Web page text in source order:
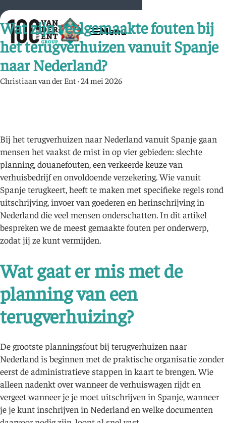
Wat zijn veelgemaakte fouten bij
het terugverhuizen vanuit Spanje
naar Nederland?
Christiaan van der Ent·24 mei 2026
Bij het terugverhuizen naar Nederland vanuit Spanje gaan
mensen het vaakst de mist in op vier gebieden: slechte
planning, douanefouten, een verkeerde keuze van
verhuisbedrijf en onvoldoende verzekering. Wie vanuit
Spanje terugkeert, heeft te maken met specifieke regels rond
uitschrijving, invoer van goederen en herinschrijving in
Nederland die veel mensen onderschatten. In dit artikel
bespreken we de meest gemaakte fouten per onderwerp,
zodat jij ze kunt vermijden.
Wat gaat er mis met de
planning van een
terugverhuizing?
De grootste planningsfout bij terugverhuizen naar
Nederland is beginnen met de praktische organisatie zonder
eerst de administratieve stappen in kaart te brengen. Wie
alleen nadenkt over wanneer de verhuiswagen rijdt en
vergeet wanneer je je moet uitschrijven in Spanje, wanneer
je je kunt inschrijven in Nederland en welke documenten